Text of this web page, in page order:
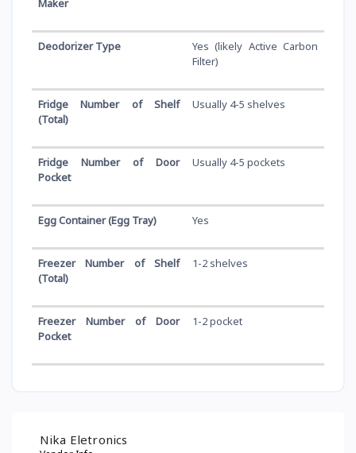
Deodorizer Type
Yes (likely Active Carbon
Filter)
Fridge Number of Shelf
(Total)
Usually 4-5 shelves
Fridge Number of Door
Pocket
Usually 4-5 pockets
Egg Container (Egg Tray) Yes
Freezer Number of Shelf
(Total)
1-2 shelves
Freezer Number of Door
Pocket
1-2 pocket
Nika Eletronics